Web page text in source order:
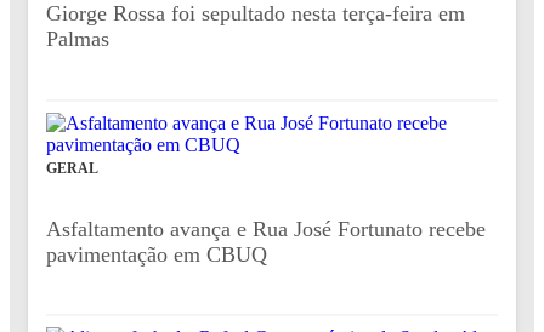
Giorge Rossa foi sepultado nesta terça-feira em
Palmas
GERAL
Asfaltamento avança e Rua José Fortunato recebe
pavimentação em CBUQ